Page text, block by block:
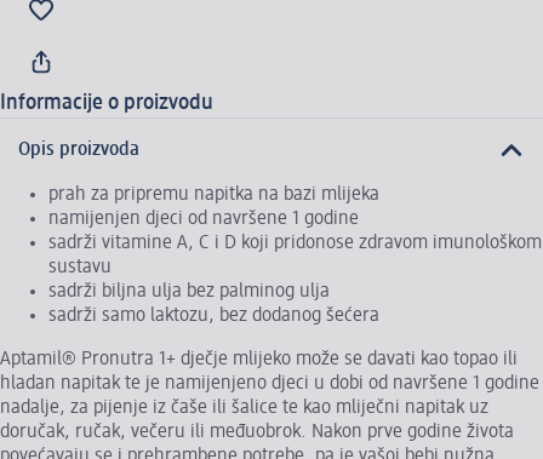
Informacije o proizvodu
Opis proizvoda
prah za pripremu napitka na bazi mlijeka
namijenjen djeci od navršene 1 godine
sadrži vitamine A, C i D koji pridonose zdravom imunološkom
sustavu
sadrži biljna ulja bez palminog ulja
sadrži samo laktozu, bez dodanog šećera
Aptamil® Pronutra 1+ dječje mlijeko može se davati kao topao ili
hladan napitak te je namijenjeno djeci u dobi od navršene 1 godine
nadalje, za pijenje iz čaše ili šalice te kao mliječni napitak uz
doručak, ručak, večeru ili međuobrok. Nakon prve godine života